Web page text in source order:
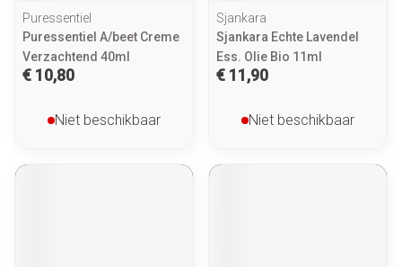
Puressentiel
Puressentiel A/beet Creme
Verzachtend 40ml
€ 10,80
Niet beschikbaar
Sjankara
Sjankara Echte Lavendel
Ess. Olie Bio 11ml
€ 11,90
Niet beschikbaar